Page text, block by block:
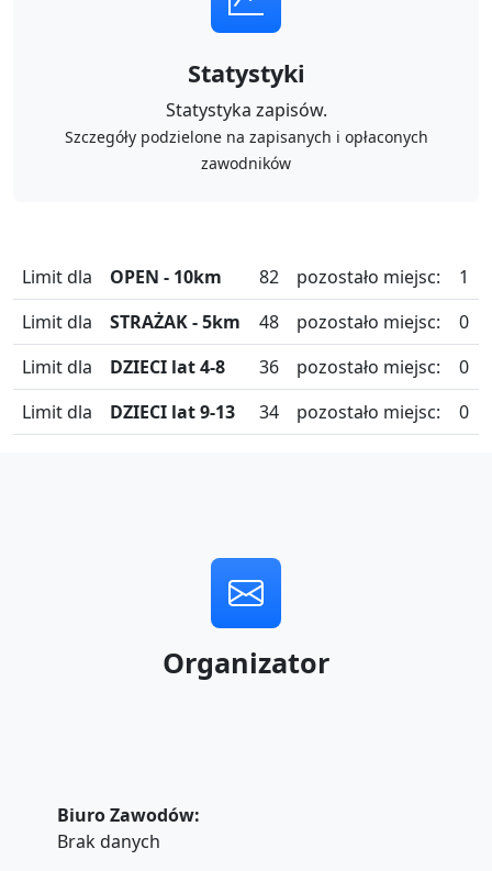
Statystyki
Statystyka zapisów.
Szczegóły podzielone na zapisanych i opłaconych
zawodników
Limit dla OPEN - 10km 82 pozostało miejsc:
1
Limit dla
STRAŻAK - 5km 48 pozostało miejsc:
0
Limit dla
DZIECI lat 4-8 36 pozostało miejsc:
0
Limit dla
DZIECI lat 9-13 34 pozostało miejsc: 0
Organizator
Biuro Zawodów:
Brak danych